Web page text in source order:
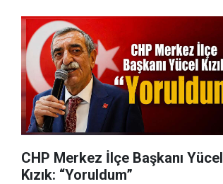
CHP Merkez İlçe Başkanı Yücel
Kızık: “Yoruldum”